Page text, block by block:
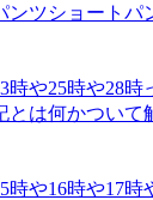
ンツショートパ
時や25時や28
とは何かついて
時や16時や17時